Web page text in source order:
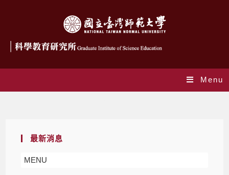
Menu
最新消息
MENU